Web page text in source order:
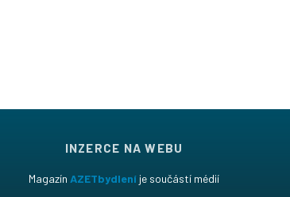
INZERCE NA WEBU
Magazín AZETbydlení je součástí médií